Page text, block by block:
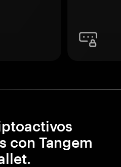
con Tangem